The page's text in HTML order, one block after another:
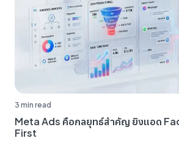
3 min read
Meta Ads คือกลยุทธ์สำคัญ ยิงแอด
First